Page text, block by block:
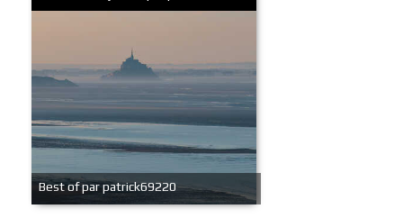
Best of par patrick69220